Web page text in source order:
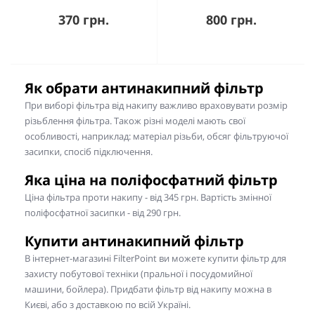
370 грн. 800 грн.
Як обрати антинакипний фільтр
При виборі фільтра від накипу важливо враховувати розмір
різьблення фільтра. Також різні моделі мають свої
особливості, наприклад: матеріал різьби, обсяг фільтруючої
засипки, спосіб підключення.
Яка ціна на поліфосфатний фільтр
Ціна фільтра проти накипу - від 345 грн. Вартість змінної
поліфосфатної засипки - від 290 грн.
Купити антинакипний фільтр
В інтернет-магазині FilterPoint ви можете купити фільтр для
захисту побутової техніки (пральної і посудомийної
машини, бойлера). Придбати фільтр від накипу можна в
Києві, або з доставкою по всій Україні.